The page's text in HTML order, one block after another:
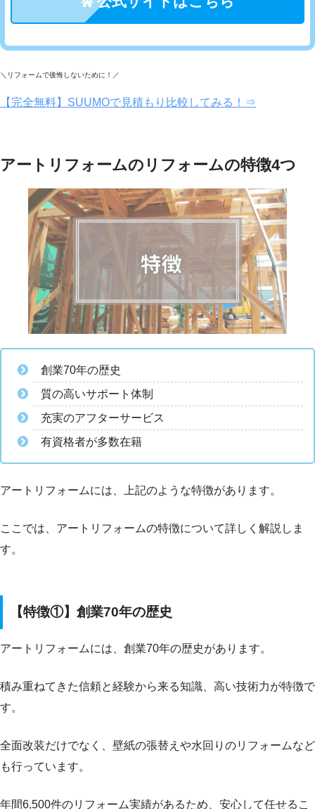
＼リフォームで後悔しないために！／
【完全無料】SUUMOで見積もり比較してみる！⇒
アートリフォームのリフォームの特徴4つ
創業70年の歴史
質の高いサポート体制
充実のアフターサービス
有資格者が多数在籍
アートリフォームには、上記のような特徴があります。
ここでは、アートリフォームの特徴について詳しく解説しま
す。
【特徴①】創業70年の歴史
アートリフォームには、創業70年の歴史があります。
積み重ねてきた信頼と経験から来る知識、高い技術力が特徴で
す。
全面改装だけでなく、壁紙の張替えや水回りのリフォームなど
も行っています。
年間6,500件のリフォーム実績があるため、安心して任せるこ